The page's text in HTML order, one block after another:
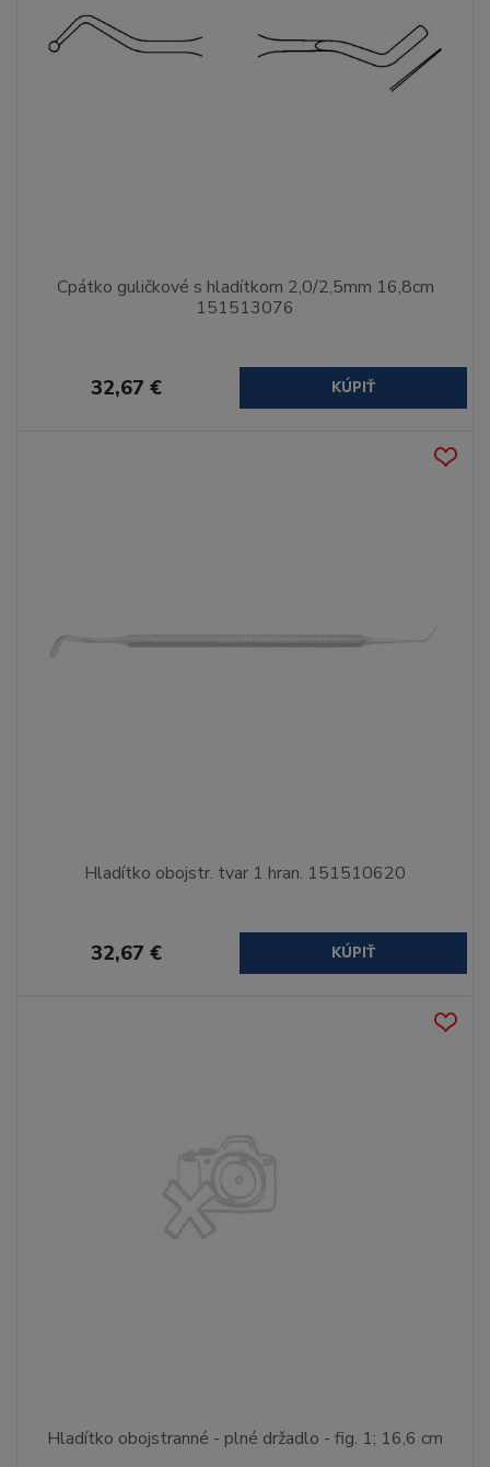
Cpátko guličkové s hladítkom 2,0/2,5mm 16,8cm
151513076
32,67 € KÚPIŤ
Hladítko obojstr. tvar 1 hran. 151510620
32,67 € KÚPIŤ
Hladítko obojstranné - plné držadlo - fig. 1; 16,6 cm